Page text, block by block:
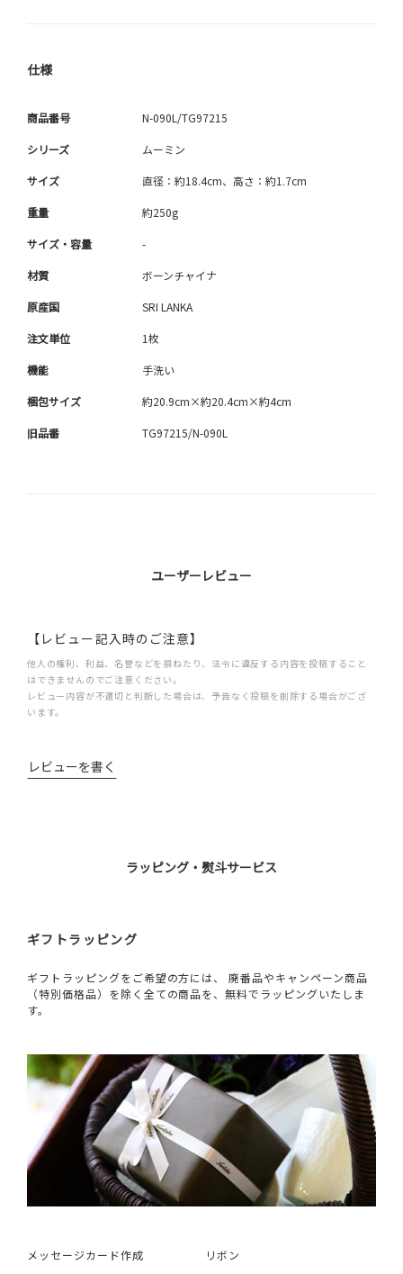
仕様
商品番号 N-090L/TG97215
シリーズ ムーミン
サイズ 直径：約18.4cm、高さ：約1.7cm
重量 約250g
サイズ・容量 -
材質 ボーンチャイナ
原産国 SRI LANKA
注文単位 1枚
機能 手洗い
梱包サイズ 約20.9cm×約20.4cm×約4cm
旧品番 TG97215/N-090L
ユーザーレビュー
【レビュー記入時のご注意】
他人の権利、利益、名誉などを損ねたり、法令に違反する内容を投稿すること
はできませんのでご注意ください。
レビュー内容が不適切と判断した場合は、予告なく投稿を削除する場合がござ
います。
レビューを書く
ラッピング・熨斗サービス
ギフトラッピング
ギフトラッピングをご希望の方には、 廃番品やキャンペーン商品
（特別価格品）を除く全ての商品を、無料でラッピングいたしま
す。
メッセージカード作成 リボン